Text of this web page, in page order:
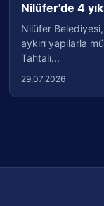
Nilüfer'de 4
Nilüfer Belediyesi,
aykırı yapılarla
Tahtalı...
29.07.2026